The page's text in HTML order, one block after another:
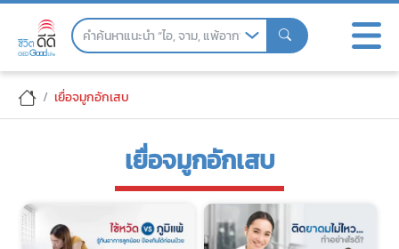
Skip
เยื่อจมูกอักเสบ
เยื่อจมูกอักเสบ